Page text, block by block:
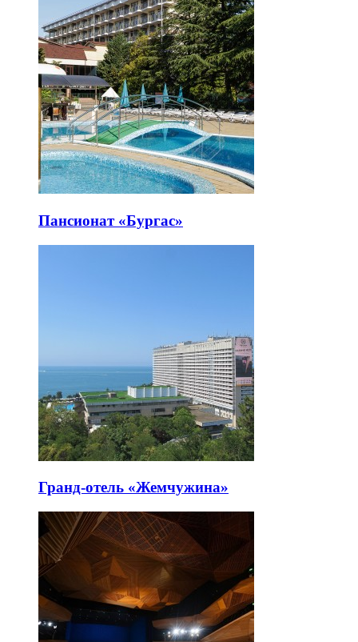
Пансионат «Бургас»
Гранд-отель «Жемчужина»